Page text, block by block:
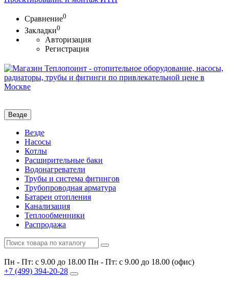
Сравнение0
Закладки0
Авторизация
Регистрация
Везде
Везде
Насосы
Котлы
Расширительные баки
Водонагреватели
Трубы и система фитингов
Трубопроводная арматура
Батареи отопления
Канализация
Теплообменники
Распродажа
Пн - Пт: с 9.00 до 18.00 Пн - Пт: с 9.00 до 18.00 (офис)
+7 (499) 394-20-28